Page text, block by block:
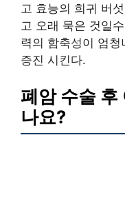
고 효능의 희귀 버
고 오래 묵은 것일
력의 함축성이 엄
증진 시킨다.
폐암 수술 후
나요?